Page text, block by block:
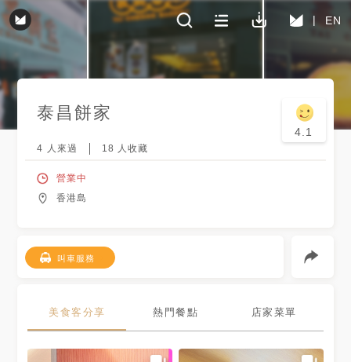
EN
泰昌餅家
4.1
4 人來過 18 人收藏
營業中
香港島
叫車服務
美食客分享 熱門餐點 店家菜單